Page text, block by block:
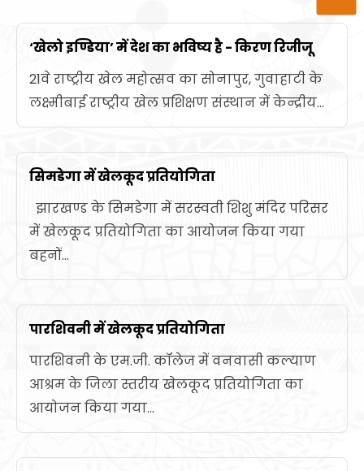
‘खेलो इण्डिया’ में देश का भविष्य है - किरण रिजीजू
21वे राष्ट्रीय खेल महोत्सव का सोनापुर, गुवाहाटी के
लक्ष्मीबाई राष्ट्रीय खेल प्रशिक्षण संस्थान में केन्द्रीय...
सिमडेगा में खेलकूद प्रतियोगिता
झारखण्ड के सिमडेगा में सरस्वती शिशु मंदिर परिसर
में खेलकूद प्रतियोगिता का आयोजन किया गया
बहनों...
पारशिवनी में खेलकूद प्रतियोगिता
पारशिवनी के एम.जी. कॉलेज में वनवासी कल्याण
आश्रम के जिला स्तरीय खेलकूद प्रतियोगिता का
आयोजन किया गया...